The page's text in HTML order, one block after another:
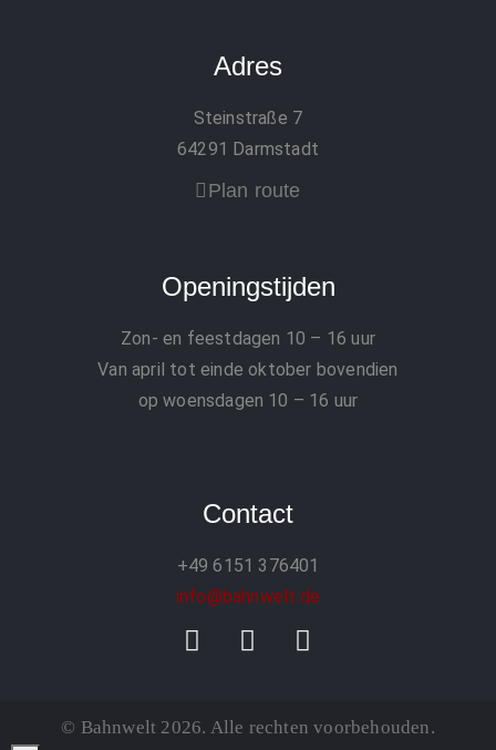
Adres
Steinstraße 7
64291 Darmstadt
Plan route
Openingstijden
Zon- en feestdagen 10 – 16 uur
Van april tot einde oktober bovendien
op woensdagen 10 – 16 uur
Contact
+49 6151 376401
info@bahnwelt.de
© Bahnwelt 2026. Alle rechten voorbehouden.